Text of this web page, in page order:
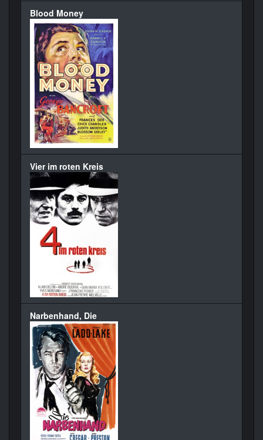
Blood Money
Vier im roten Kreis
Narbenhand, Die